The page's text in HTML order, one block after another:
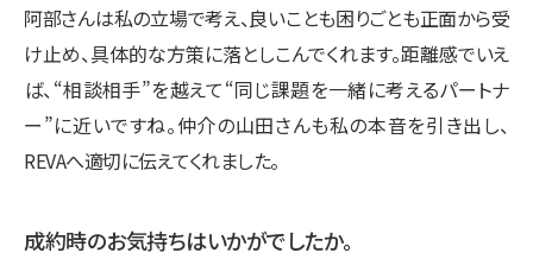
阿部さんは私の立場で考え、良いことも困りごとも正面から受
け止め、具体的な方策に落としこんでくれます。距離感でいえ
ば、“相談相手”を越えて“同じ課題を一緒に考えるパートナ
ー”に近いですね。仲介の山田さんも私の本音を引き出し、
REVAへ適切に伝えてくれました。
成約時のお気持ちはいかがでしたか。